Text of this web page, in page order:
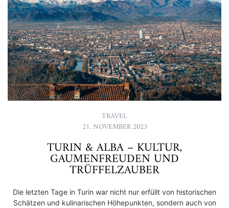
TRAVEL
21. NOVEMBER 2023
TURIN & ALBA – KULTUR,
GAUMENFREUDEN UND
TRÜFFELZAUBER
Die letzten Tage in Turin war nicht nur erfüllt von historischen
Schätzen und kulinarischen Höhepunkten, sondern auch von